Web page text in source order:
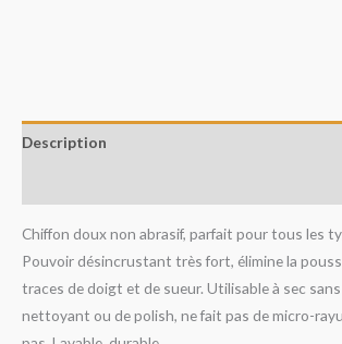
Description
Chiffon doux non abrasif, parfait pour tous les
Pouvoir désincrustant très fort, élimine la
traces de doigt et de sueur. Utilisable à sec
nettoyant ou de polish, ne fait pas de micro-